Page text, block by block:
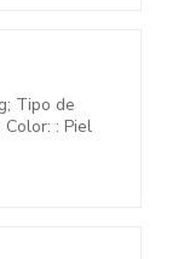
Tipo de
: Piel